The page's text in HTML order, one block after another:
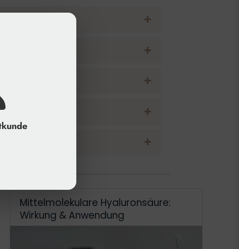
Mittelmolekulare Hyaluronsäure:
Wirkung & Anwendung